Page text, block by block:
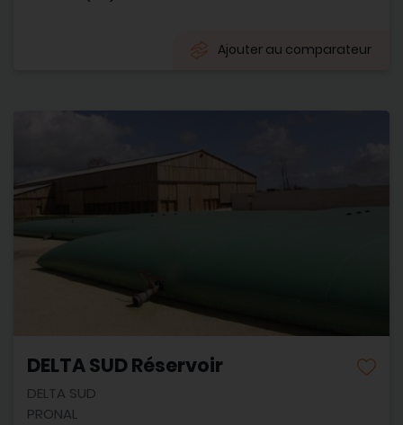
Ajouter au comparateur
DELTA SUD Réservoir
DELTA SUD
PRONAL